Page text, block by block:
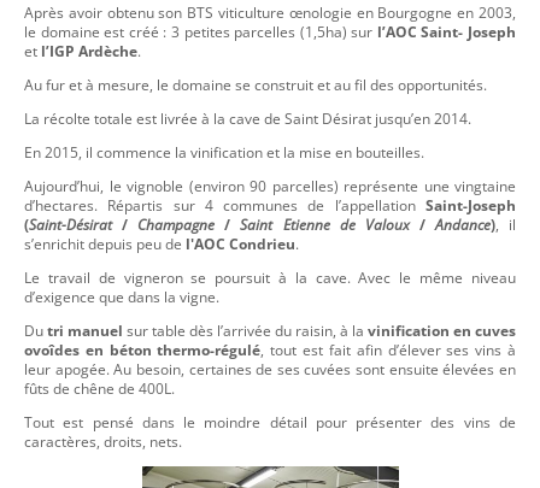
Après avoir obtenu son BTS viticulture œnologie en Bourgogne en 2003,
le domaine est créé : 3 petites parcelles (1,5ha) sur l’AOC Saint- Joseph
et l’IGP Ardèche.
Au fur et à mesure, le domaine se construit et au fil des opportunités.
La récolte totale est livrée à la cave de Saint Désirat jusqu’en 2014.
En 2015, il commence la vinification et la mise en bouteilles.
Aujourd’hui, le vignoble (environ 90 parcelles) représente une vingtaine
d’hectares. Répartis sur 4 communes de l’appellation Saint-Joseph
(Saint-Désirat/ Champagne /Saint Etienne de Valoux/Andance), il
s’enrichit depuis peu de l'AOC Condrieu.
Le travail de vigneron se poursuit à la cave. Avec le même niveau
d’exigence que dans la vigne.
Dutri manuel sur table dès l’arrivée du raisin, à la vinification en cuves
ovoîdes en béton thermo-régulé, tout est fait afin d’élever ses vins à
leur apogée. Au besoin, certaines de ses cuvées sont ensuite élevées en
fûts de chêne de 400L.
Tout est pensé dans le moindre détail pour présenter des vins de
caractères, droits, nets.